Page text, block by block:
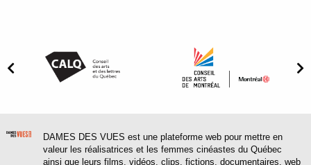
DAMES DES VUES est une plateforme web pour mettre en
valeur les réalisatrices et les femmes cinéastes du Québec
ainsi que leurs films, vidéos, clips, fictions, documentaires, web